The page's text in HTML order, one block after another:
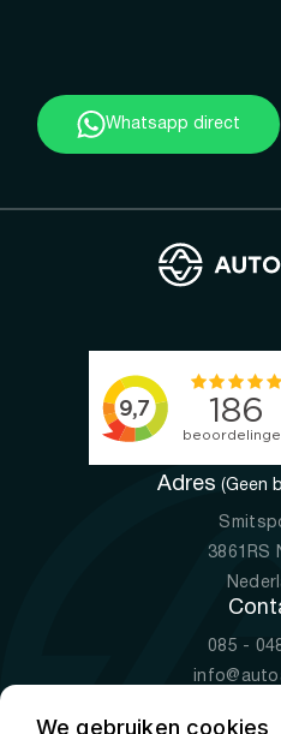
Whatsapp direct
Adres (Geen
3861RS
085 -
We gebruiken cookies,